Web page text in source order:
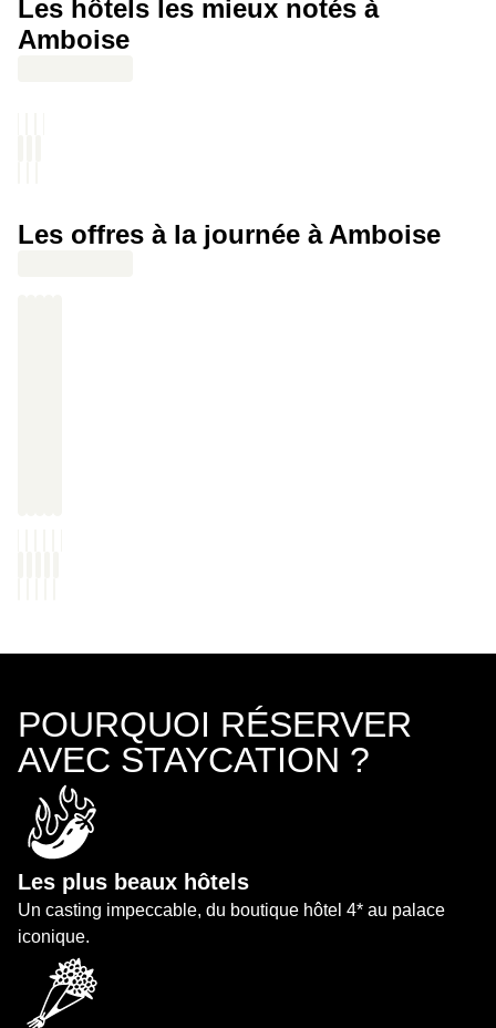
joue la forêt jusque dans l’assiette.
Les hôtels les mieux notés à
Amboise
Les offres à la journée à Amboise
POURQUOI RÉSERVER
AVEC STAYCATION ?
Les plus beaux hôtels
Un casting impeccable, du boutique hôtel 4* au palace
iconique.